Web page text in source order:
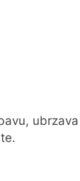
ubrzava